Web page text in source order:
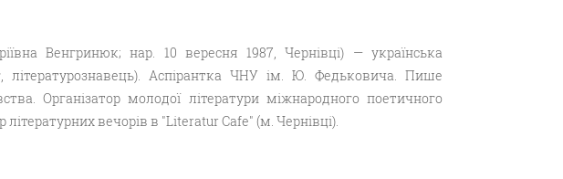
Венгринюк; нар. 10 вересня 1987, Чернівці) — українська
літературознавець). Аспірантка ЧНУ ім. Ю. Федьковича. Пише
Організатор молодої літератури міжнародного поетичного
вечорів в "Literatur Cafe" (м. Чернівці).